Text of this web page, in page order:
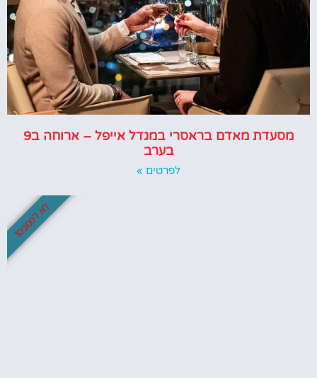
מסעדת מאדם בראסרי במגדל אייפל – ארוחה ב9
בערב
לפרטים »
לא לפספס!